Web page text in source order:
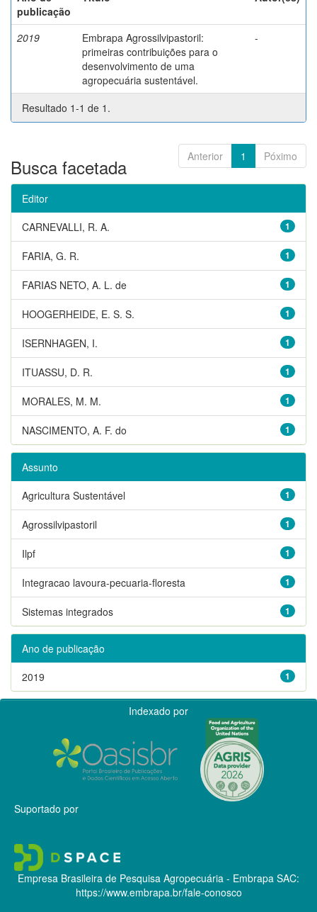
publicação
2019
Embrapa Agrossilvipastoril:
primeiras contribuições para o
desenvolvimento de uma
agropecuária sustentável.
-
Resultado 1-1 de 1.
Anterior 1 Póximo
Busca facetada
Editor
1
CARNEVALLI, R. A.
1
FARIA, G. R.
1
FARIAS NETO, A. L. de
1
HOOGERHEIDE, E. S. S.
1
ISERNHAGEN, I.
1
ITUASSU, D. R.
1
MORALES, M. M.
1
NASCIMENTO, A. F. do
Assunto
1
Agricultura Sustentável
1
Agrossilvipastoril
1
Ilpf
1
Integracao lavoura-pecuaria-floresta
1
Sistemas integrados
Ano de publicação
1
2019
Indexado por
Suportado por
Empresa Brasileira de Pesquisa Agropecuária - Embrapa SAC:
https://www.embrapa.br/fale-conosco